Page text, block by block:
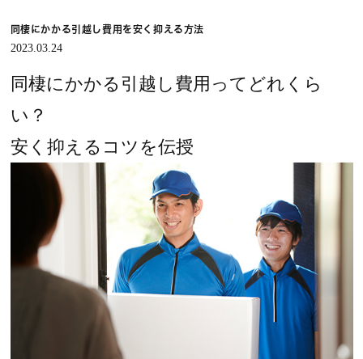
同棲にかかる引越し費用を安く抑える方法
2023.03.24
同棲にかかる引越し費用ってどれくら
い？
安く抑えるコツを伝授